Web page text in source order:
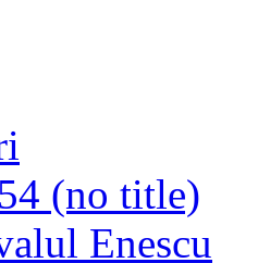
(no title)
Enescu